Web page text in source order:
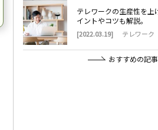
テレワークの生産性を上
イントやコツも解説。
[2022.03.19] テレワーク
おすすめの記